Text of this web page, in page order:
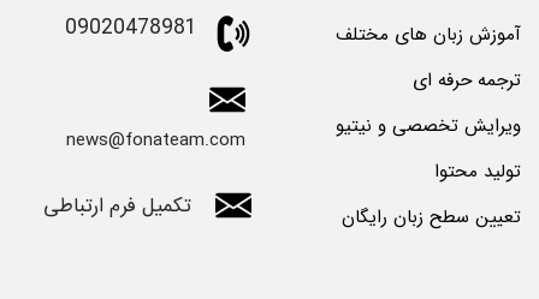
آموزش زبان های مختلف
ترجمه حرفه ای
ویرایش تخصصی و نیتیو
تولید محتوا
تعیین سطح زبان رایگان
09020478981
news@fonateam.com
تکمیل فرم ارتباطی